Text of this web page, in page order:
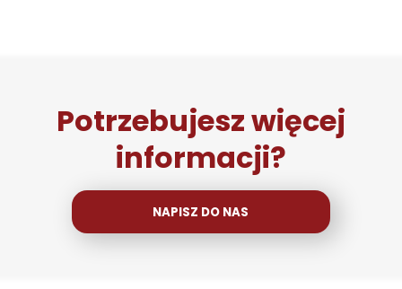
Potrzebujesz więcej
informacji?
NAPISZ DO NAS